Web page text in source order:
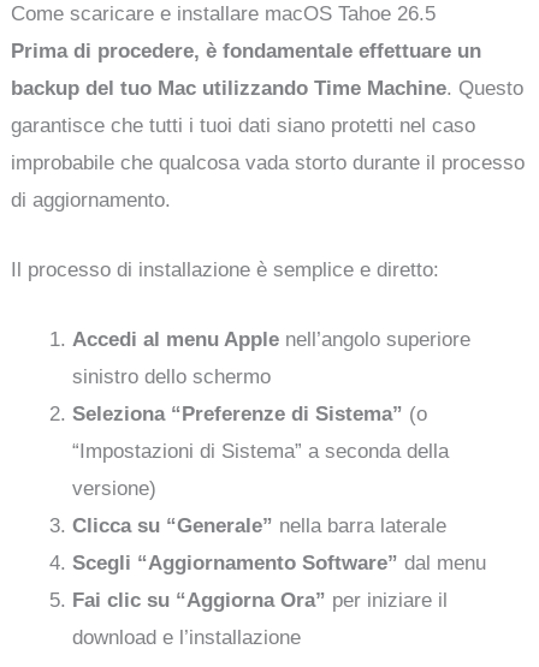
Come scaricare e installare macOS Tahoe 26.5
Prima di procedere, è fondamentale effettuare un
backup del tuo Mac utilizzando Time Machine. Questo
garantisce che tutti i tuoi dati siano protetti nel caso
improbabile che qualcosa vada storto durante il processo
di aggiornamento.
Il processo di installazione è semplice e diretto:
Accedi al menu Apple nell’angolo superiore
sinistro dello schermo
Seleziona “Preferenze di Sistema” (o
“Impostazioni di Sistema” a seconda della
versione)
Clicca su “Generale” nella barra laterale
Scegli “Aggiornamento Software” dal menu
Fai clic su “Aggiorna Ora” per iniziare il
download e l’installazione